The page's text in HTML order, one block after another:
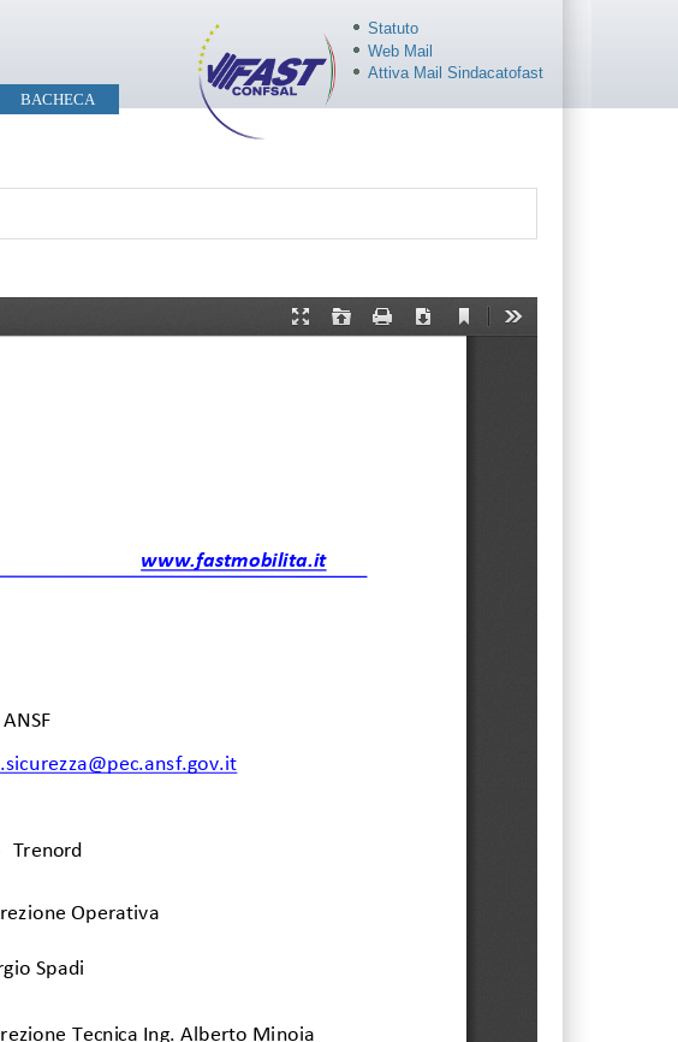
Statuto
Web Mail
Attiva Mail Sindacatofast
BACHECA